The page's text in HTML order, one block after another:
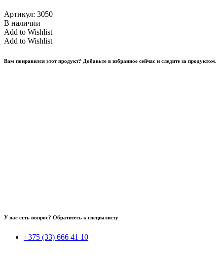
Артикул: 3050
В наличии
Add to Wishlist
Add to Wishlist
Вам понравился этот продукт? Добавьте в избранное сейчас и следите за продуктом.
У вас есть вопрос? Обратитесь к специалисту
+375 (33) 666 41 10